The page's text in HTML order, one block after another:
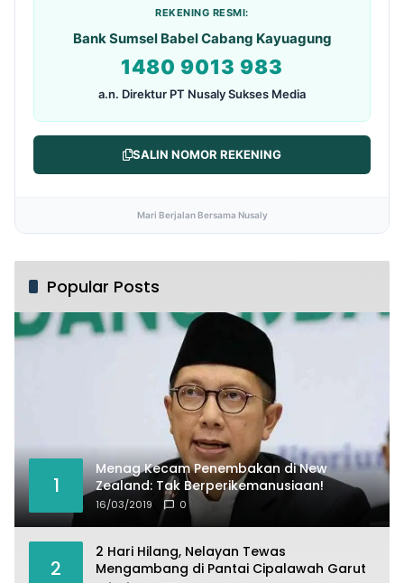
REKENING RESMI:
Bank Sumsel Babel Cabang Kayuagung
1480 9013 983
a.n. Direktur PT Nusaly Sukses Media
SALIN NOMOR REKENING
Mari Berjalan Bersama Nusaly
Popular Posts
1
Menag Kecam Penembakan di New
Zealand: Tak Berperikemanusiaan!
16/03/2019 0
2
2 Hari Hilang, Nelayan Tewas
Mengambang di Pantai Cipalawah Garut